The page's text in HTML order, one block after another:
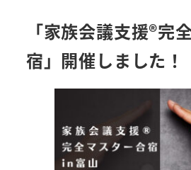
「家族会議支援®︎完
宿」開催しました！